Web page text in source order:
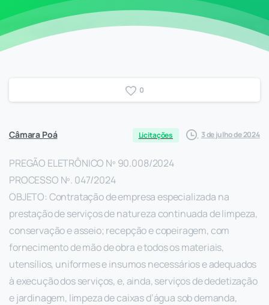
0
Câmara Poá Licitações 3 de julho de 2024
PREGÃO ELETRÔNICO Nº 90.008/2024
PROCESSO Nº. 047/2024
OBJETO: Contratação de empresa especializada na
prestação de serviços de natureza continuada de limpeza,
conservação e asseio; recepção e copeiragem, com
fornecimento de mão de obra e todos os materiais,
utensílios, uniformes e insumos necessários e adequados
à execução dos serviços, e, ainda, serviços de dedetização
e jardinagem, limpeza de caixas d’água sob demanda,